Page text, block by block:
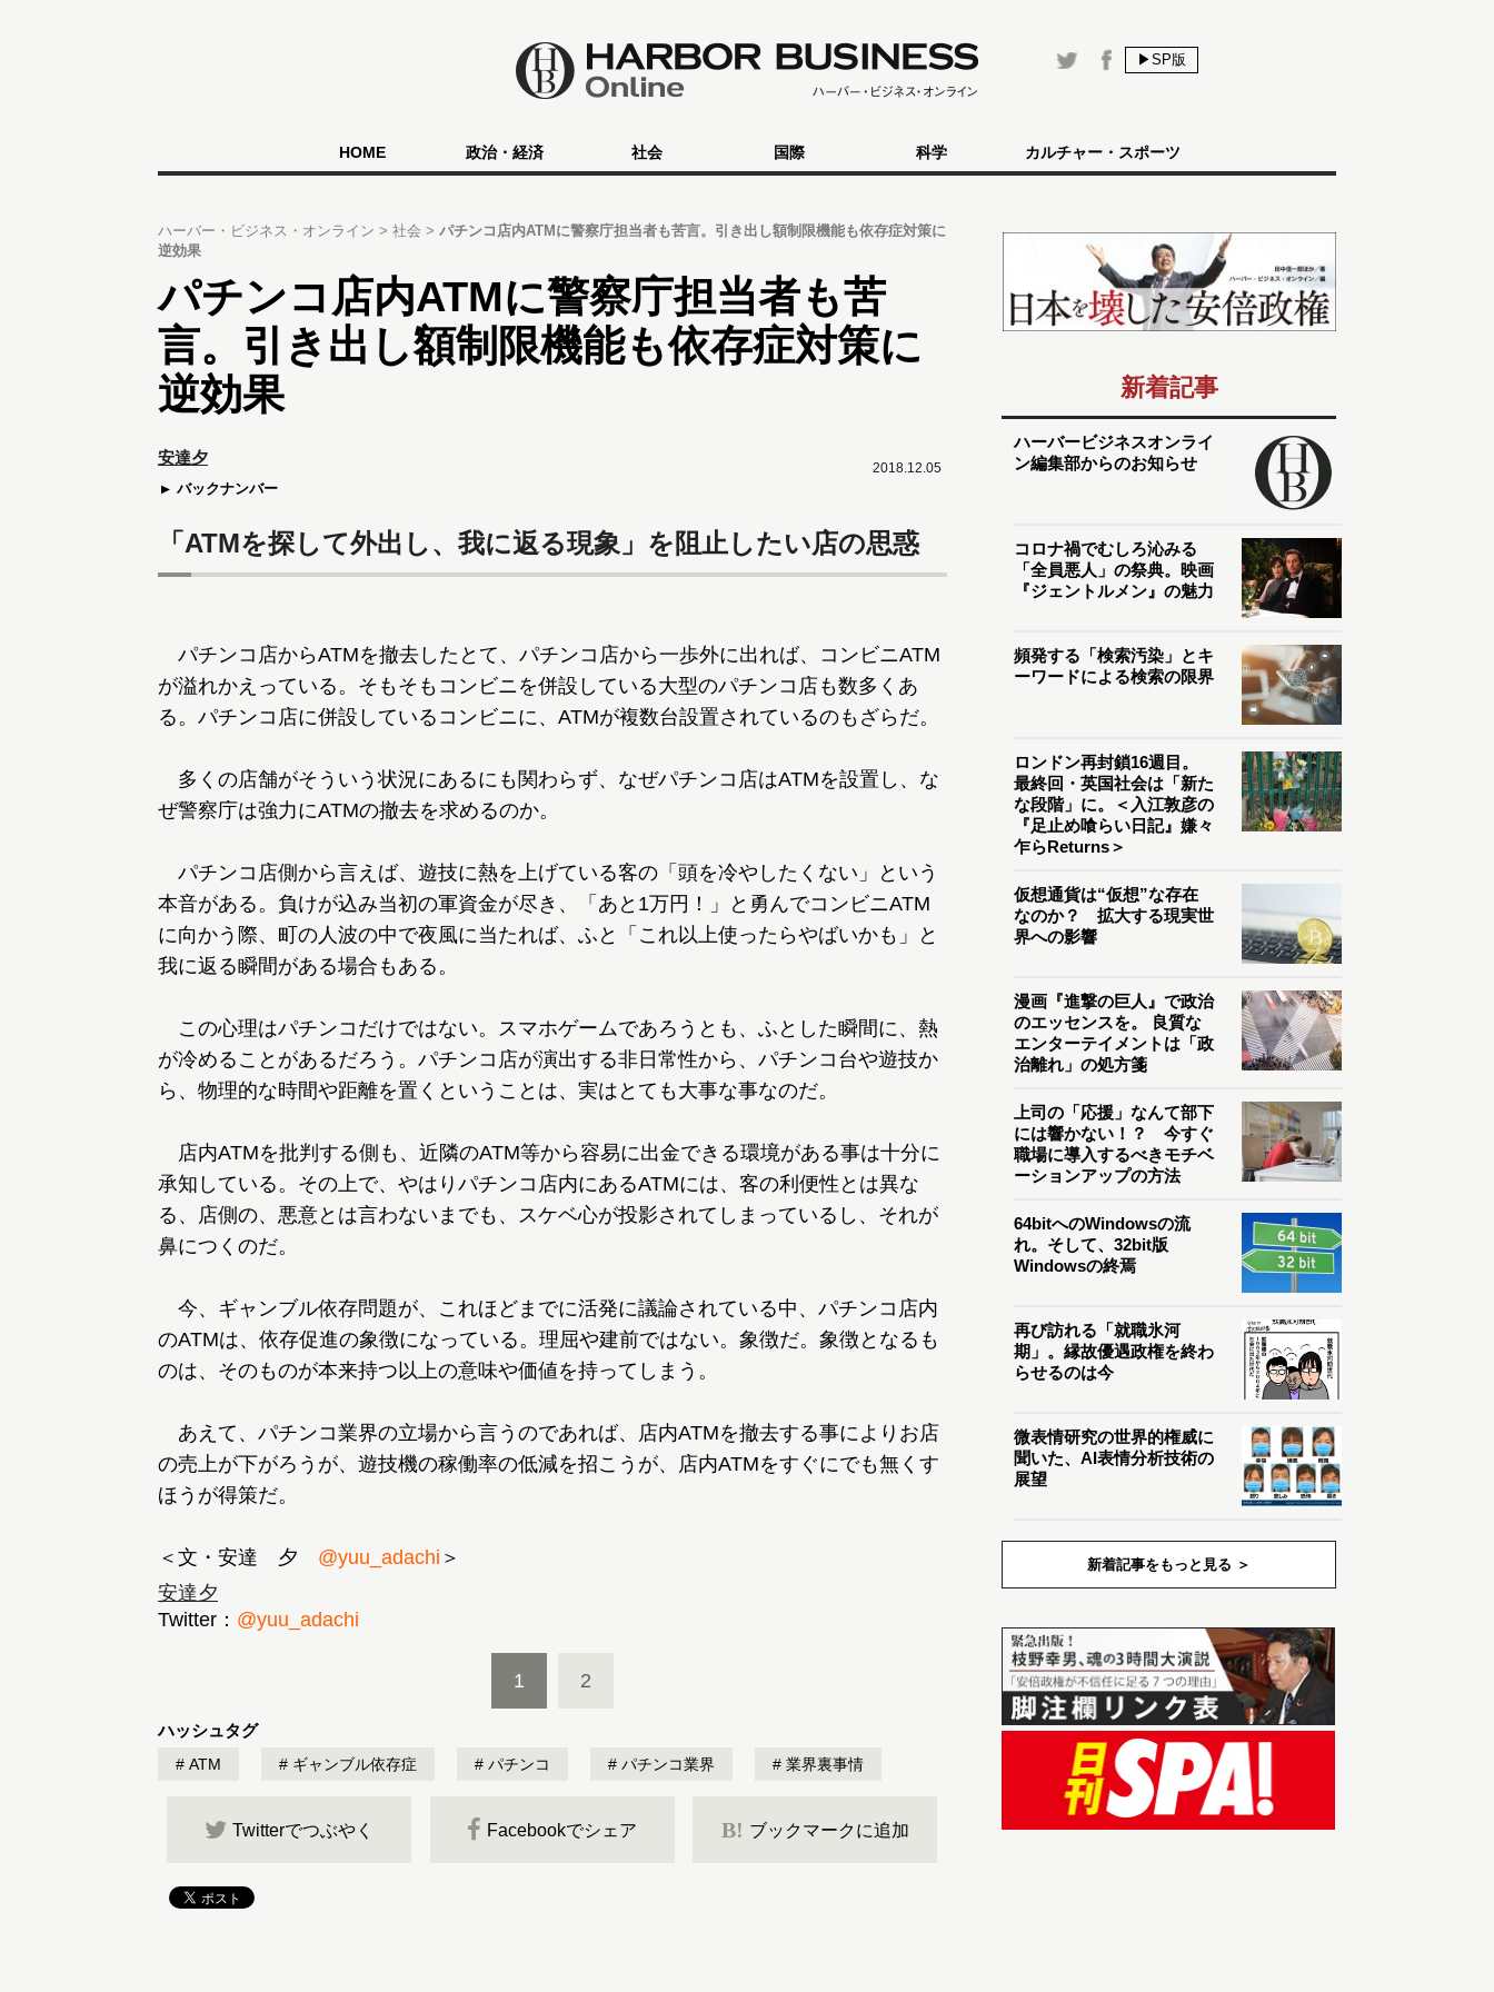
▶SP版
HOME 政治・経済 社会 国際 科学 カルチャー・スポーツ
ハーバー・ビジネス・オンライン 社会
パチンコ店内ATMに警察庁担当者も苦言。引き出し額制限機能も依存症対策に
逆効果
パチンコ店内ATMに警察庁担当者も苦
言。引き出し額制限機能も依存症対策に
逆効果
2018.12.05
安達夕
バックナンバー
「ATMを探して外出し、我に返る現象」を阻止したい店の思惑
パチンコ店からATMを撤去したとて、パチンコ店から一歩外に出れば、コンビニATM
が溢れかえっている。そもそもコンビニを併設している大型のパチンコ店も数多くあ
る。パチンコ店に併設しているコンビニに、ATMが複数台設置されているのもざらだ。
多くの店舗がそういう状況にあるにも関わらず、なぜパチンコ店はATMを設置し、な
ぜ警察庁は強力にATMの撤去を求めるのか。
パチンコ店側から言えば、遊技に熱を上げている客の「頭を冷やしたくない」という
本音がある。負けが込み当初の軍資金が尽き、「あと1万円！」と勇んでコンビニATM
に向かう際、町の人波の中で夜風に当たれば、ふと「これ以上使ったらやばいかも」と
我に返る瞬間がある場合もある。
この心理はパチンコだけではない。スマホゲームであろうとも、ふとした瞬間に、熱
が冷めることがあるだろう。パチンコ店が演出する非日常性から、パチンコ台や遊技か
ら、物理的な時間や距離を置くということは、実はとても大事な事なのだ。
店内ATMを批判する側も、近隣のATM等から容易に出金できる環境がある事は十分に
承知している。その上で、やはりパチンコ店内にあるATMには、客の利便性とは異な
る、店側の、悪意とは言わないまでも、スケベ心が投影されてしまっているし、それが
鼻につくのだ。
今、ギャンブル依存問題が、これほどまでに活発に議論されている中、パチンコ店内
のATMは、依存促進の象徴になっている。理屈や建前ではない。象徴だ。象徴となるも
のは、そのものが本来持つ以上の意味や価値を持ってしまう。
あえて、パチンコ業界の立場から言うのであれば、店内ATMを撤去する事によりお店
の売上が下がろうが、遊技機の稼働率の低減を招こうが、店内ATMをすぐにでも無くす
ほうが得策だ。
＜文・安達 夕 @yuu_adachi ＞
安達夕
Twitter： @yuu_adachi
1 2
ハッシュタグ
ATM ギャンブル依存症 パチンコ パチンコ業界 業界裏事情
Twitterでつぶやく Facebookでシェア B! ブックマークに追加
新着記事
ハーバービジネスオンライ
ン編集部からのお知らせ
コロナ禍でむしろ沁みる
「全員悪人」の祭典。映画
『ジェントルメン』の魅力
頻発する「検索汚染」とキ
ーワードによる検索の限界
ロンドン再封鎖16週目。
最終回・英国社会は「新た
な段階」に。＜入江敦彦の
『足止め喰らい日記』嫌々
乍らReturns＞
仮想通貨は“仮想”な存在
なのか？ 拡大する現実世
界への影響
漫画『進撃の巨人』で政治
のエッセンスを。 良質な
エンターテイメントは「政
治離れ」の処方箋
上司の「応援」なんて部下
には響かない！？ 今すぐ
職場に導入するべきモチベ
ーションアップの方法
64bitへのWindowsの流
れ。そして、32bit版
Windowsの終焉
再び訪れる「就職氷河
期」。縁故優遇政権を終わ
らせるのは今
微表情研究の世界的権威に
聞いた、AI表情分析技術の
展望
新着記事をもっと見る